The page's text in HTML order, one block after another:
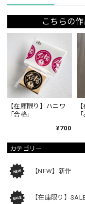
カテゴリー
【NEW】新作
【在庫限り】
こちらの
【在庫限り】ハニワ
「合格」
¥700